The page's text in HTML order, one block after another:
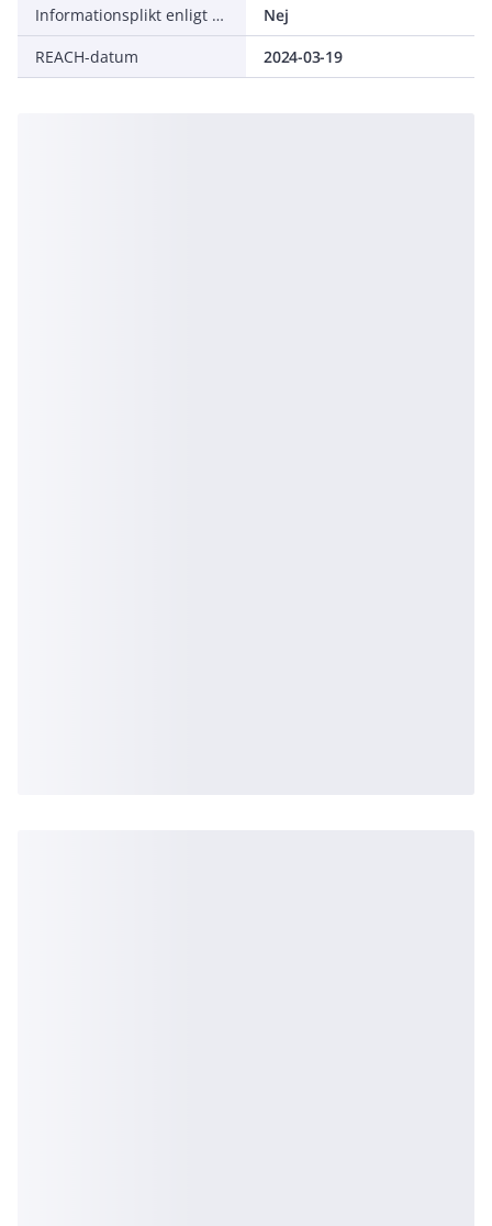
Informationsplikt enligt REACH
Nej
REACH-datum
2024-03-19